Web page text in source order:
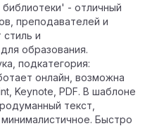
- отличный
преподавателей и
и
образования.
подкатегория:
онлайн, возможна
Keynote, PDF. В шаблоне
текст,
Быстро